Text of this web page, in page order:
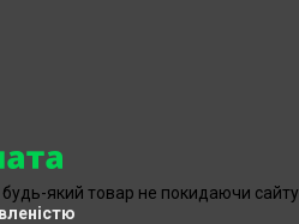
який товар не покидаючи сайту.